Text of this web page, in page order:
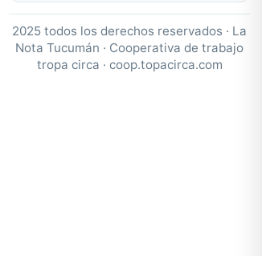
2025 todos los derechos reservados · La
Nota Tucumán · Cooperativa de trabajo
tropa circa · coop.topacirca.com